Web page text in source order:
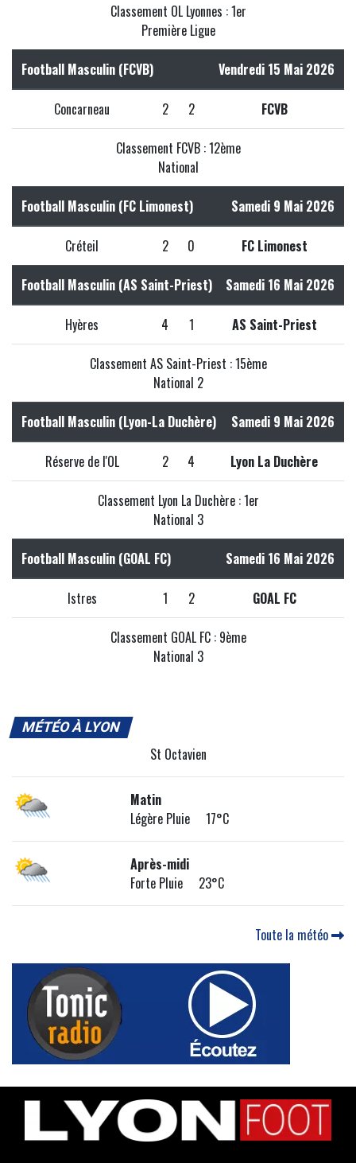
Classement OL Lyonnes : 1er
Première Ligue
Football Masculin (FCVB) Vendredi 15 Mai 2026
Concarneau 2 2 FCVB
Classement FCVB : 12ème
National
Football Masculin (FC Limonest) Samedi 9 Mai 2026
Créteil 2 0 FC Limonest
Football Masculin (AS Saint-Priest) Samedi 16 Mai 2026
Hyères 4 1 AS Saint-Priest
Classement AS Saint-Priest : 15ème
National 2
Football Masculin (Lyon-La Duchère) Samedi 9 Mai 2026
Réserve de l'OL 2 4 Lyon La Duchère
Classement Lyon La Duchère : 1er
National 3
Football Masculin (GOAL FC) Samedi 16 Mai 2026
Istres 1 2 GOAL FC
Classement GOAL FC : 9ème
National 3
MÉTÉO À LYON
St Octavien
Matin
Légère Pluie 17°C
Après-midi
Forte Pluie 23°C
Toute la météo